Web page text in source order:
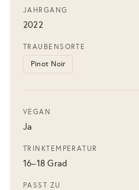
JAHRGANG
2022
TRAUBENSORTE
Pinot Noir
VEGAN
Ja
TRINKTEMPERATUR
16–18 Grad
PASST ZU